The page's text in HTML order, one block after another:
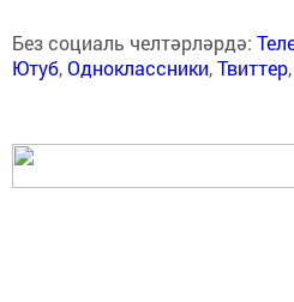
Без социаль челтәрләрдә:
Ютуб,Одноклассники,Твиттер,